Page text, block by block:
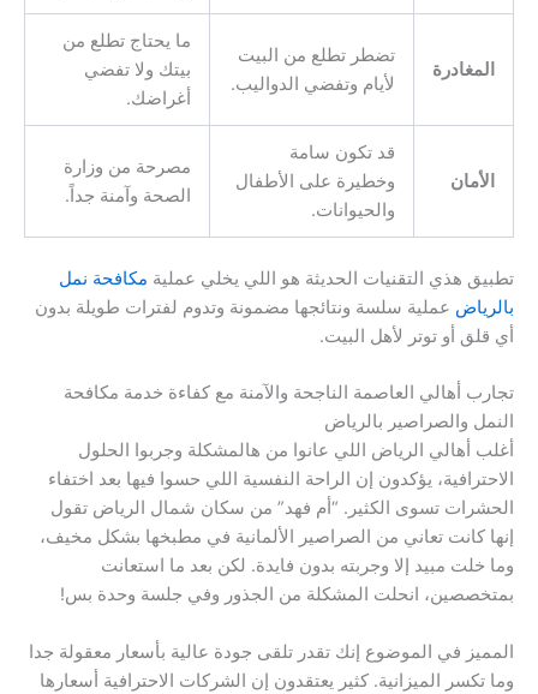
المغادرة
تضطر تطلع من البيت
لأيام وتفضي الدواليب.
ما يحتاج تطلع من
بيتك ولا تفضي
أغراضك.
الأمان
قد تكون سامة
وخطيرة على الأطفال
والحيوانات.
مصرحة من وزارة
الصحة وآمنة جداً.
تطبيق هذي التقنيات الحديثة هو اللي يخلي عملية مكافحة نمل
بالرياض عملية سلسة ونتائجها مضمونة وتدوم لفترات طويلة بدون
أي قلق أو توتر لأهل البيت.
تجارب أهالي العاصمة الناجحة والآمنة مع كفاءة خدمة مكافحة
النمل والصراصير بالرياض
أغلب أهالي الرياض اللي عانوا من هالمشكلة وجربوا الحلول
الاحترافية، يؤكدون إن الراحة النفسية اللي حسوا فيها بعد اختفاء
الحشرات تسوى الكثير. “أم فهد” من سكان شمال الرياض تقول
إنها كانت تعاني من الصراصير الألمانية في مطبخها بشكل مخيف،
وما خلت مبيد إلا وجربته بدون فايدة. لكن بعد ما استعانت
بمتخصصين، انحلت المشكلة من الجذور وفي جلسة وحدة بس!
المميز في الموضوع إنك تقدر تلقى جودة عالية بأسعار معقولة جدا
وما تكسر الميزانية. كثير يعتقدون إن الشركات الاحترافية أسعارها